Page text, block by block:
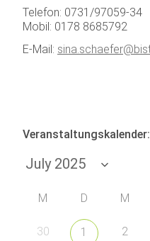
Telefon: 0731/97059-34
Mobil: 0178 8685792
E-Mail:
Veranstaltungskalender:
M D M
30 1 2